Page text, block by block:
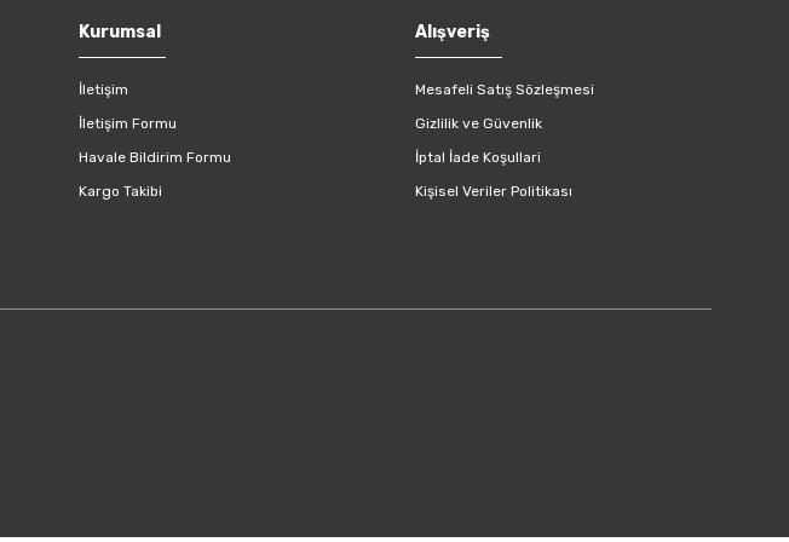
Kurumsal
İletişim
İletişim Formu
Havale Bildirim Formu
Kargo Takibi
Alışveriş
Mesafeli Satış Sözleşmesi
Gizlilik ve Güvenlik
İptal İade Koşullari
Kişisel Veriler Politikası